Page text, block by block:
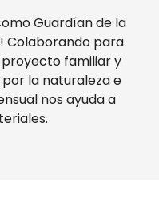
Guardían de la
Colaborando para
familiar y
la naturaleza e
nos ayuda a